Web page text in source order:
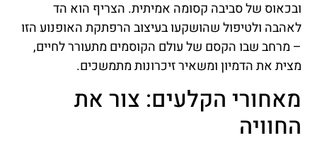
ובכאוס של סביבה קסומה אמיתית. הצריף הוא הד
לאהבה ולטיפול שהושקעו בעיצוב הרפתקת האופנוע הזו
– מרחב שבו הקסם של עולם הקוסמים מתעורר לחיים,
מצית את הדמיון ומשאיר זיכרונות מתמשכים.
מאחורי הקלעים: צור את
החוויה